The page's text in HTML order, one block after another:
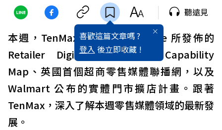
喜歡這篇文章嗎 ?
登入 後立即收藏 !
聽遠見
本週，TenMax將分享IAB Europe 所發佈的
Retailer Digital Advertising Capability
Map、英國首個超商零售媒體聯播網，以及
Walmart 公布的實體門市擴店計畫。跟著
TenMax，深入了解本週零售媒體領域的最新發
展。